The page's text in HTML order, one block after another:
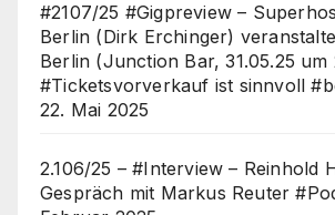
#2107/25 #Gigpreview –
Berlin (Dirk Erchinger)
Berlin (Junction Bar, 31.05.25 um
#Ticketsvorverkauf ist sinnvoll
22. Mai 2025
2.106/25 – #Interview – Reinhold
Gespräch mit Markus Reuter